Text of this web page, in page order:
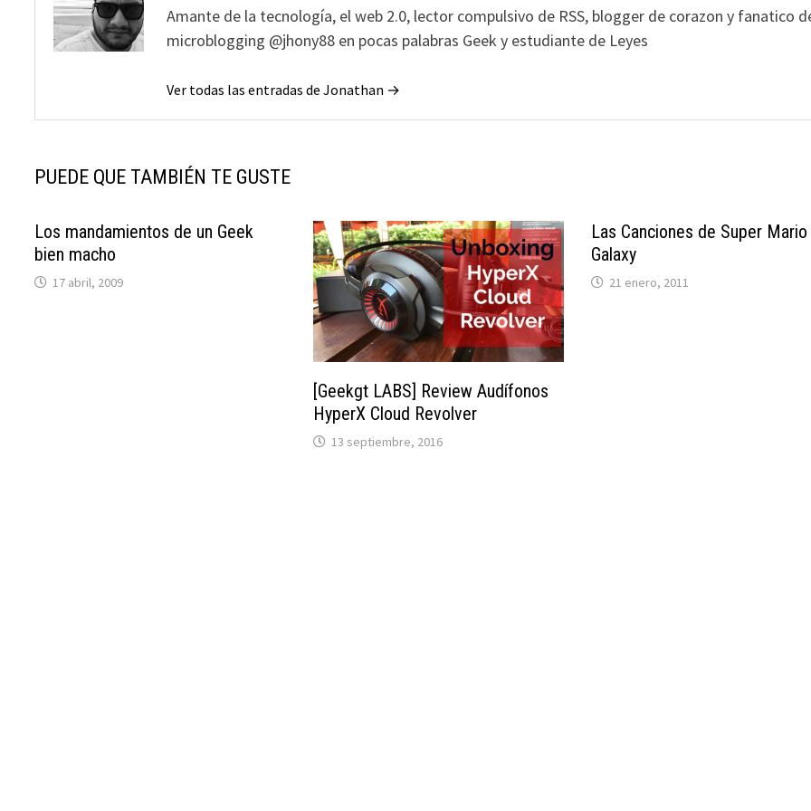
Amante de la tecnología, el web 2.0, lector compulsivo de RSS, blogger de corazon y fanatico
microblogging @jhony88 en pocas palabras Geek y estudiante de Leyes
Ver todas las entradas de Jonathan →
PUEDE QUE TAMBIÉN TE GUSTE
Los mandamientos de un Geek
bien macho
17 abril, 2009
[Geekgt LABS] Review Audífonos
HyperX Cloud Revolver
13 septiembre, 2016
Las Canciones de Super Mario
Galaxy
21 enero, 2011